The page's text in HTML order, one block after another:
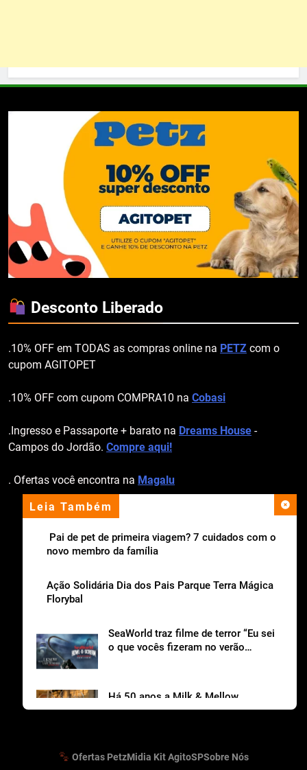
Leia Também
Pai de pet de primeira viagem? 7 cuidados com o
novo membro da família
Ação Solidária Dia dos Pais Parque Terra Mágica
Florybal
SeaWorld traz filme de terror “Eu sei
o que vocês fizeram no verão
Há 50 anos a Milk & Mellow
conquista gerações
Desconto Liberado
.10% OFF em TODAS as compras online na PETZ com o
cupom AGITOPET
.10% OFF com cupom COMPRA10 na Cobasi
.Ingresso e Passaporte + barato na Dreams House -
Campos do Jordão. Compre aqui!
. Ofertas você encontra na Magalu
apoio institucional
Ofertas PetzMidia Kit AgitoSPSobre Nós